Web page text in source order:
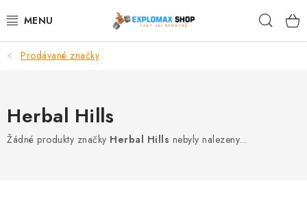
na
%AKCE
Prodávané značky
Herbal Hills
Žádné produkty značky Herbal Hills nebyly nalezeny...